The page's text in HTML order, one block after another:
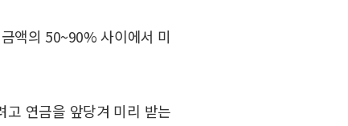
액의 50~90% 사이에서 미
고 연금을 앞당겨 미리 받는